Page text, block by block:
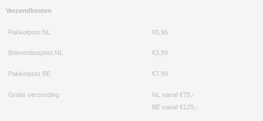
Verzendkosten
Pakketpost NL €5,95
Brievenbuspost NL €3,99
Pakketpost BE €7,99
Gratis verzending
NL vanaf €75,-
BE vanaf €125,-